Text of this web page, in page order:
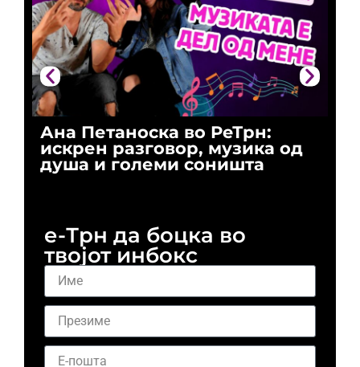
Ана Петаноска во РеТрн:
искрен разговор, музика од
душа и големи соништа
е-Трн да боцка во
твојот инбокс